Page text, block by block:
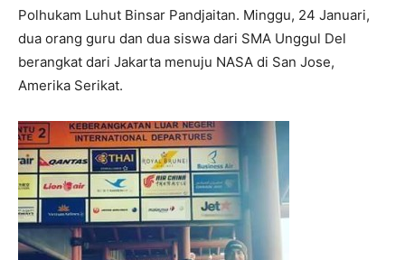
Polhukam Luhut Binsar Pandjaitan. Minggu, 24 Januari,
dua orang guru dan dua siswa dari SMA Unggul Del
berangkat dari Jakarta menuju NASA di San Jose,
Amerika Serikat.